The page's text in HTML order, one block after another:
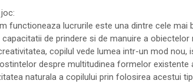
functioneaza lucrurile este una dintre cele
de prindere si de manuire a
copilul vede lumea intr-un mod nou,
despre multitudinea formelor
naturala a copilului prin folosirea acestui